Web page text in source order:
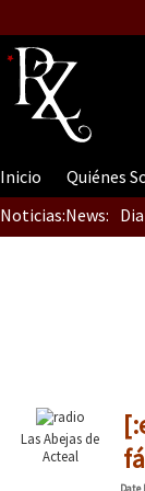
Inicio Quiénes
Noticias:News:
Las Abejas de
Acteal